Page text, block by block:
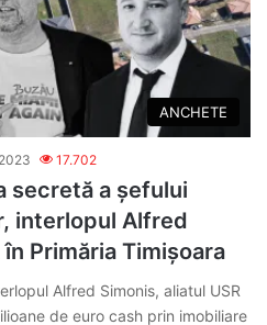
ANCHETE
17.702
secretă a șefului
interlopul Alfred
Primăria Timișoara
Alfred Simonis, aliatul USR
de euro cash prin imobiliare